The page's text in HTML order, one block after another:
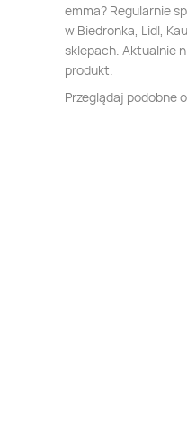
emma? Regularnie
w Biedronka, Lidl,
sklepach. Aktualnie
produkt.
Przeglądaj podobne